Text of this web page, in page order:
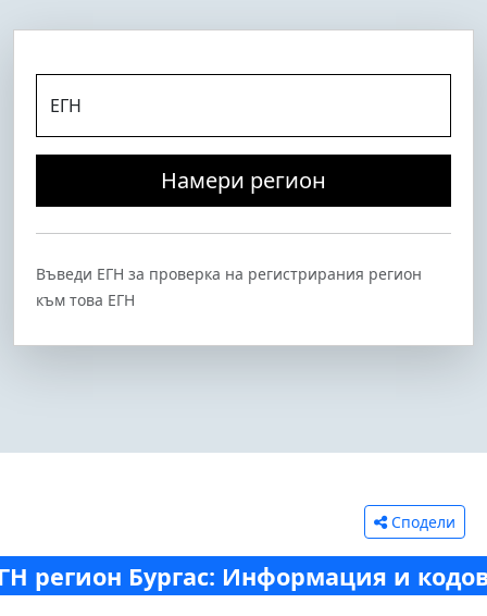
ЕГН
Намери регион
Въведи ЕГН за проверка на регистрирания регион
към това ЕГН
Сподели
регион Бургас: Информация и